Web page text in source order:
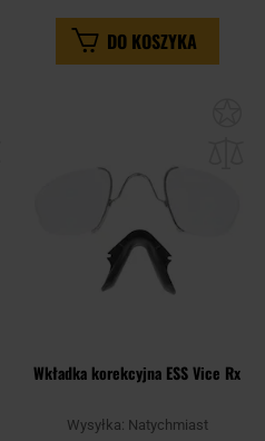
DO KOSZYKA
Wkładka korekcyjna ESS Vice Rx
Wysyłka: Natychmiast